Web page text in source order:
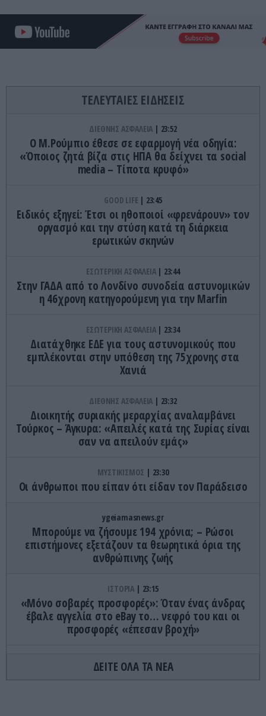
ΤΕΛΕΥΤΑΙΕΣ ΕΙΔΗΣΕΙΣ
ΔΙΕΘΝΗΣ ΑΣΦΑΛΕΙΑ 23:52
Ο Μ.Ρούμπιο έθεσε σε εφαρμογή νέα οδηγία:
«Όποιος ζητά βίζα στις ΗΠΑ θα δείχνει τα social
media – Τίποτα κρυφό»
GOOD LIFE 23:45
Ειδικός εξηγεί: Έτσι οι ηθοποιοί «φρενάρουν» τον
οργασμό και την στύση κατά τη διάρκεια
ερωτικών σκηνών
ΕΣΩΤΕΡΙΚΗ ΑΣΦΑΛΕΙΑ 23:44
Στην ΓΑΔΑ από το Λονδίνο συνοδεία αστυνομικών
η 46χρονη κατηγορούμενη για την Marfin
ΕΣΩΤΕΡΙΚΗ ΑΣΦΑΛΕΙΑ 23:34
Διατάχθηκε ΕΔΕ για τους αστυνομικούς που
εμπλέκονται στην υπόθεση της 75χρονης στα
Χανιά
ΔΙΕΘΝΗΣ ΑΣΦΑΛΕΙΑ 23:32
Διοικητής συριακής μεραρχίας αναλαμβάνει
Τούρκος – Άγκυρα: «Απειλές κατά της Συρίας είναι
σαν να απειλούν εμάς»
ΜΥΣΤΙΚΙΣΜΟΣ 23:30
Οι άνθρωποι που είπαν ότι είδαν τον Παράδεισο
ygeiamasnews.gr
Μπορούμε να ζήσουμε 194 χρόνια; – Ρώσοι
επιστήμονες εξετάζουν τα θεωρητικά όρια της
ανθρώπινης ζωής
ΙΣΤΟΡΙΑ 23:15
«Μόνο σοβαρές προσφορές»: Όταν ένας άνδρας
έβαλε αγγελία στο eBay το… νεφρό του και οι
προσφορές «έπεσαν βροχή»
ΚΟΣΜΟΣ 23:11
Τα 600 στρέμματα κληρονομιάς πίσω από το
ΔΕΙΤΕ ΟΛΑ ΤΑ ΝΕΑ